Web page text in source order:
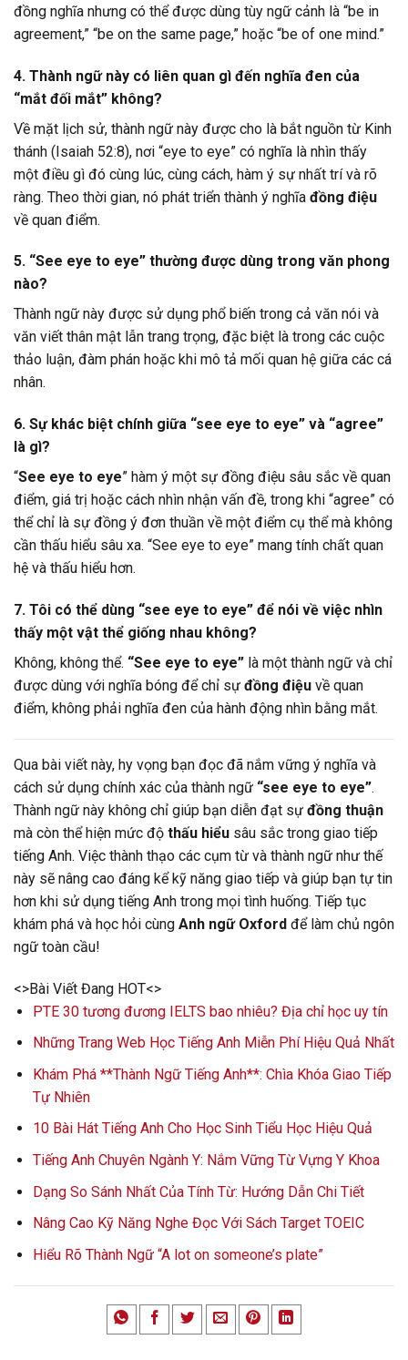
đồng nghĩa nhưng có thể được dùng tùy ngữ cảnh là “be in
agreement,” “be on the same page,” hoặc “be of one mind.”
4. Thành ngữ này có liên quan gì đến nghĩa đen của
“mắt đối mắt” không?
Về mặt lịch sử, thành ngữ này được cho là bắt nguồn từ Kinh
thánh (Isaiah 52:8), nơi “eye to eye” có nghĩa là nhìn thấy
một điều gì đó cùng lúc, cùng cách, hàm ý sự nhất trí và rõ
ràng. Theo thời gian, nó phát triển thành ý nghĩa đồng điệu
về quan điểm.
5. “See eye to eye” thường được dùng trong văn phong
nào?
Thành ngữ này được sử dụng phổ biến trong cả văn nói và
văn viết thân mật lẫn trang trọng, đặc biệt là trong các cuộc
thảo luận, đàm phán hoặc khi mô tả mối quan hệ giữa các cá
nhân.
6. Sự khác biệt chính giữa “see eye to eye” và “agree”
là gì?
“See eye to eye” hàm ý một sự đồng điệu sâu sắc về quan
điểm, giá trị hoặc cách nhìn nhận vấn đề, trong khi “agree” có
thể chỉ là sự đồng ý đơn thuần về một điểm cụ thể mà không
cần thấu hiểu sâu xa. “See eye to eye” mang tính chất quan
hệ và thấu hiểu hơn.
7. Tôi có thể dùng “see eye to eye” để nói về việc nhìn
thấy một vật thể giống nhau không?
Không, không thể. “See eye to eye” là một thành ngữ và chỉ
được dùng với nghĩa bóng để chỉ sự đồng điệu về quan
điểm, không phải nghĩa đen của hành động nhìn bằng mắt.
Qua bài viết này, hy vọng bạn đọc đã nắm vững ý nghĩa và
cách sử dụng chính xác của thành ngữ “see eye to eye”.
Thành ngữ này không chỉ giúp bạn diễn đạt sự đồng thuận
mà còn thể hiện mức độ thấu hiểu sâu sắc trong giao tiếp
tiếng Anh. Việc thành thạo các cụm từ và thành ngữ như thế
này sẽ nâng cao đáng kể kỹ năng giao tiếp và giúp bạn tự tin
hơn khi sử dụng tiếng Anh trong mọi tình huống. Tiếp tục
khám phá và học hỏi cùng Anh ngữ Oxford để làm chủ ngôn
ngữ toàn cầu!
<>Bài Viết Đang HOT<>
PTE 30 tương đương IELTS bao nhiêu? Địa chỉ học uy tín
Những Trang Web Học Tiếng Anh Miễn Phí Hiệu Quả Nhất
Khám Phá **Thành Ngữ Tiếng Anh**: Chìa Khóa Giao Tiếp
Tự Nhiên
10 Bài Hát Tiếng Anh Cho Học Sinh Tiểu Học Hiệu Quả
Tiếng Anh Chuyên Ngành Y: Nắm Vững Từ Vựng Y Khoa
Dạng So Sánh Nhất Của Tính Từ: Hướng Dẫn Chi Tiết
Nâng Cao Kỹ Năng Nghe Đọc Với Sách Target TOEIC
Hiểu Rõ Thành Ngữ “A lot on someone’s plate”